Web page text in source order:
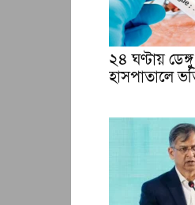
২৪ ঘণ্টায়
হাসপাতালে